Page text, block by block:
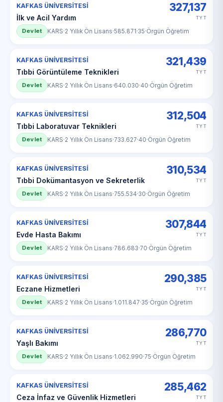
KAFKAS ÜNİVERSİTESİ
İlk ve Acil Yardım
327,137
TYT
Devlet KARS·2 Yıllık Ön Lisans·585.871·35·Örgün Öğretim
KAFKAS ÜNİVERSİTESİ
Tıbbi Görüntüleme Teknikleri
321,439
TYT
Devlet KARS·2 Yıllık Ön Lisans·640.030·40·Örgün Öğretim
KAFKAS ÜNİVERSİTESİ
Tıbbi Laboratuvar Teknikleri
312,504
TYT
Devlet KARS·2 Yıllık Ön Lisans·733.627·40·Örgün Öğretim
KAFKAS ÜNİVERSİTESİ
Tıbbi Dokümantasyon ve Sekreterlik
310,534
TYT
Devlet KARS·2 Yıllık Ön Lisans·755.534·30·Örgün Öğretim
KAFKAS ÜNİVERSİTESİ
Evde Hasta Bakımı
307,844
TYT
Devlet KARS·2 Yıllık Ön Lisans·786.683·70·Örgün Öğretim
KAFKAS ÜNİVERSİTESİ
Eczane Hizmetleri
290,385
TYT
Devlet KARS·2 Yıllık Ön Lisans·1.011.847·35·Örgün Öğretim
KAFKAS ÜNİVERSİTESİ
Yaşlı Bakımı
286,770
TYT
Devlet KARS·2 Yıllık Ön Lisans·1.062.990·75·Örgün Öğretim
KAFKAS ÜNİVERSİTESİ
Ceza İnfaz ve Güvenlik Hizmetleri
285,462
TYT